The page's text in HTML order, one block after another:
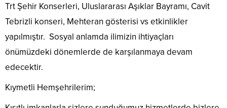
Trt Şehir Konserleri, Uluslararası Aşıklar Bayramı, Cavit
Tebrizli konseri, Mehteran gösterisi vs etkinlikler
yapılmıştır. Sosyal anlamda ilimizin ihtiyaçları
önümüzdeki dönemlerde de karşılanmaya devam
edecektir.
Kıymetli Hemşehrilerim;